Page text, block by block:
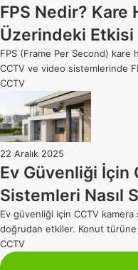
FPS Nedir? Kare
Üzerindeki Etkisi
FPS (Frame Per Second) kare
CCTV ve video sistemlerinde
CCTV
22 Aralık 2025
Ev Güvenliği İçin
Sistemleri Nasıl
Ev güvenliği için CCTV
doğrudan etkiler. Konut
CCTV